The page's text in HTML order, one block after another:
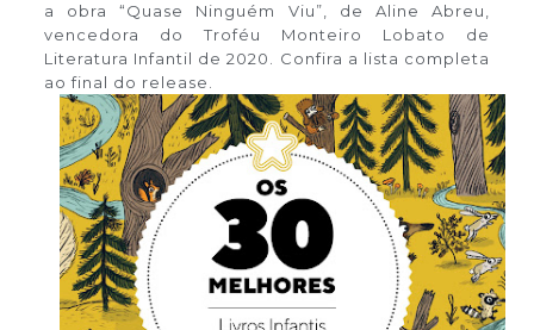
a obra “Quase Ninguém Viu”, de Aline Abreu,
vencedora do Troféu Monteiro Lobato de
Literatura Infantil de 2020. Confira a lista completa
ao final do release.